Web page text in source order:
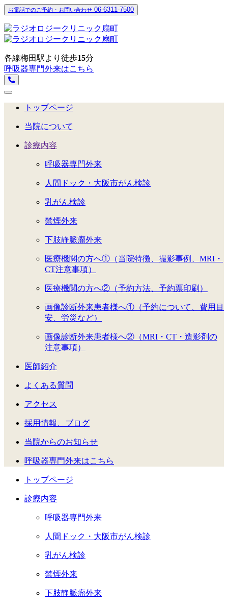
お電話でのご予約・お問い合わせ 06-6311-7500
各線梅田駅より徒歩15分
呼吸器専門外来はこちら
トップページ
当院について
診療内容
呼吸器専門外来
人間ドック・大阪市がん検診
乳がん検診
禁煙外来
下肢静脈瘤外来
医療機関の方へ①（当院特徴、撮影事例、MRI・
CT注意事項）
医療機関の方へ②（予約方法、予約票印刷）
画像診断外来患者様へ①（予約について、費用目
安、労災など）
画像診断外来患者様へ②（MRI・CT・造影剤の
注意事項）
医師紹介
よくある質問
アクセス
採用情報、ブログ
当院からのお知らせ
呼吸器専門外来はこちら
トップページ
診療内容
呼吸器専門外来
人間ドック・大阪市がん検診
乳がん検診
禁煙外来
下肢静脈瘤外来